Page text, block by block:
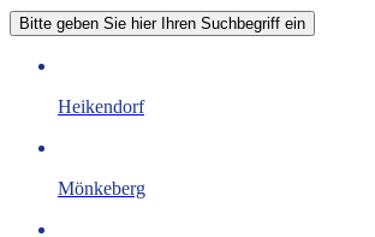
Bitte geben Sie hier Ihren Suchbegriff ein
Heikendorf
Mönkeberg